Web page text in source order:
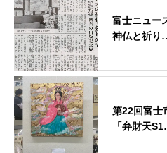
富士ニュー
神仏と祈り
第22回富士
「弁財天